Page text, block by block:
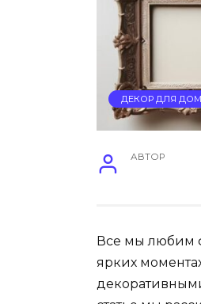
ДЕКОР ДЛЯ
АВТОР
Все мы любим
ярких